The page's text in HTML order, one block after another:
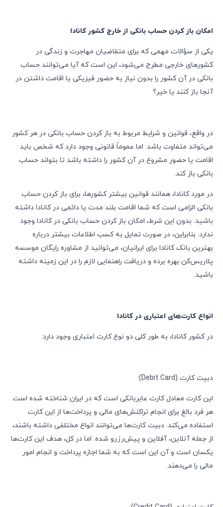
امکان باز کردن حساب بانکی از خارج کشور کانادا
یکی از سؤالات مهمی که برای متقاضیان مهاجرت و زندگی در
کشورهای خارجی مطرح می‌شود، این است که آیا می‌توانند حساب
بانکی در آن کشور را بدون نیاز به حضور فیزیکی یا اقامت داشتن در
آنجا باز کنند یا خیر؟
در واقع، قوانین و شرایط مربوط به باز کردن حساب بانکی در هر کشور
می‌تواند متفاوت باشد. اما عموماً قانونی وجود دارد که شخص باید
اقامت یا حضور مشروع در آن کشور را داشته باشد تا بتواند حساب
بانکی باز کند.
در مورد کانادا، همانند قوانین بیشتر کشورها، برای باز کردن حساب
بانکی الزامی است که شما اقامت بلند مدت یا دائمی در کانادا داشته
باشید. بدون این شرط، امکان باز کردن حساب بانکی در کانادا وجود
ندارد. بنابراین، در صورت تمایل به کسب اطلاعات بیشتر درباره
بهترین بانک کانادا برای ایرانیان، می‌توانید از مشاوره‌ رایگان موسسه
پلاریس‌کن بهره‌ برده و دریافت راهنمایی لازم را در این زمینه داشته
باشید.
انواع کارت‌های اعتباری در کانادا
در کشور کانادا، به طور کلی دو نوع کارت اعتباری وجود دارد:
دبیت کارت (Debit Card):
این کارت معادل کارت عابربانکی است که در ایران شناخته شده است.
هر فرد بالغ برای انجام تراکنش‌های مالی و پرداخت‌ها از این کارت
استفاده می‌کند. دبیت کارت‌ها می‌توانند انواع مختلفی داشته باشند،
از جمله آنلاین، آفلاین و پیش‌رزرو شده. اما در کل، هدف این کارت‌ها
یکسان است و آن این است که به شما اجازه پرداخت و انجام امور
مالی را می‌دهند.